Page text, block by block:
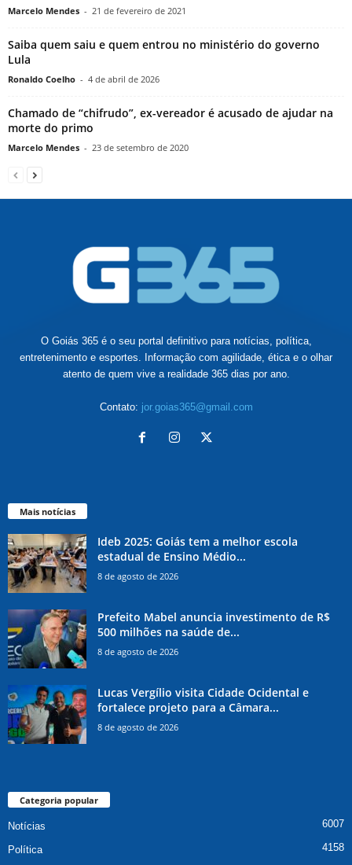
Marcelo Mendes - 21 de fevereiro de 2021
Saiba quem saiu e quem entrou no ministério do governo
Lula
Ronaldo Coelho - 4 de abril de 2026
Chamado de “chifrudo”, ex-vereador é acusado de ajudar na
morte do primo
Marcelo Mendes - 23 de setembro de 2020
O Goiás 365 é o seu portal definitivo para notícias, política,
entretenimento e esportes. Informação com agilidade, ética e o olhar
atento de quem vive a realidade 365 dias por ano.
Contato: jor.goias365@gmail.com
Mais notícias
Ideb 2025: Goiás tem a melhor escola
estadual de Ensino Médio...
8 de agosto de 2026
Prefeito Mabel anuncia investimento de R$
500 milhões na saúde de...
8 de agosto de 2026
Lucas Vergílio visita Cidade Ocidental e
fortalece projeto para a Câmara...
8 de agosto de 2026
Categoria popular
Notícias 6007
Política 4158